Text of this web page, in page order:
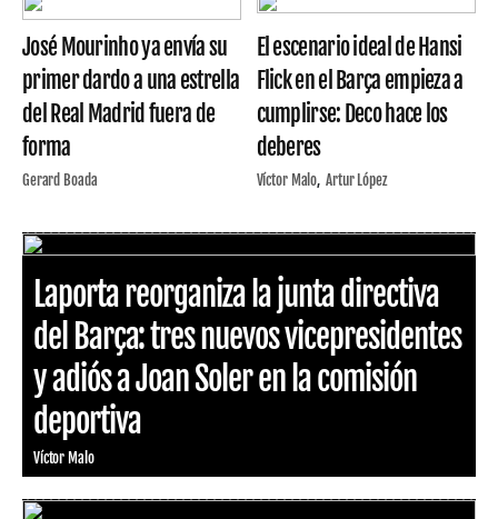
José Mourinho ya envía su
primer dardo a una estrella
del Real Madrid fuera de
forma
Gerard Boada
El escenario ideal de Hansi
Flick en el Barça empieza a
cumplirse: Deco hace los
deberes
Víctor Malo Artur López
Laporta reorganiza la junta directiva
del Barça: tres nuevos vicepresidentes
y adiós a Joan Soler en la comisión
deportiva
Víctor Malo